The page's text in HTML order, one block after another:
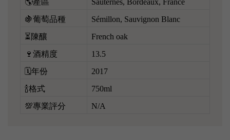
🍇葡萄品種 Sémillon, Sauvignon Blanc
⏳陳釀 French oak
🍷酒精度 13.5
🗓️年份 2017
🍾格式 750ml
💯專業評分 N/A